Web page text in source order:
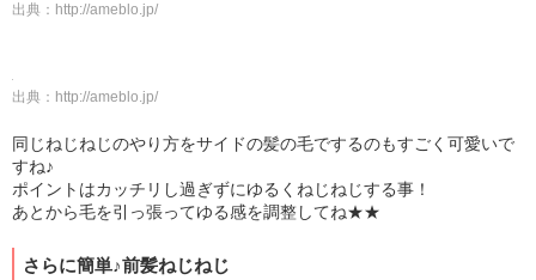
出典： http://ameblo.jp/
出典： http://ameblo.jp/
同じねじねじのやり方をサイドの髪の毛でするのもすごく可愛いで
すね♪
ポイントはカッチリし過ぎずにゆるくねじねじする事！
あとから毛を引っ張ってゆる感を調整してね★★
さらに簡単♪前髪ねじねじ